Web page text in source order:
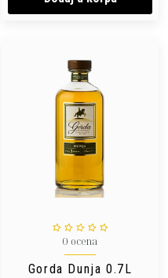
0 ocena
Gorda Dunja 0.7L